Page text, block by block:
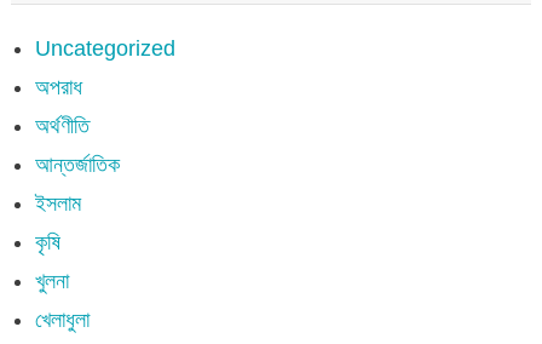
Uncategorized
অপরাধ
অর্থণীতি
আন্তর্জাতিক
ইসলাম
কৃষি
খুলনা
খেলাধুলা